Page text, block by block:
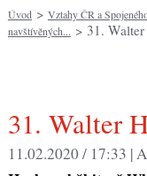
Úvod> Vztahy ČR a
navštívěných... > 31.
31. Walter
11.02.2020 / 17:33 |